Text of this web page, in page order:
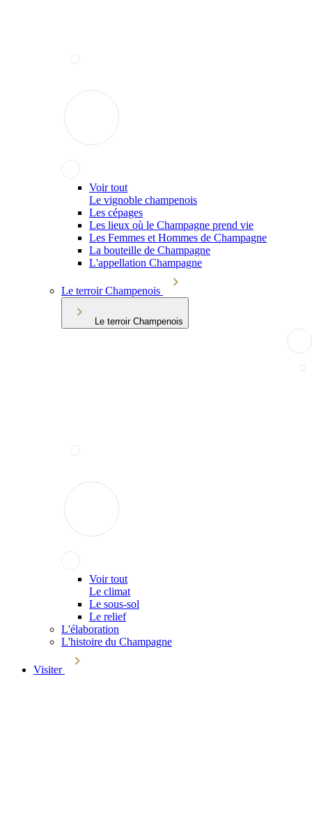
Voir tout
Le vignoble champenois
Les cépages
Les lieux où le Champagne prend vie
Les Femmes et Hommes de Champagne
La bouteille de Champagne
L'appellation Champagne
Le terroir Champenois
Le terroir Champenois
Voir tout
Le climat
Le sous-sol
Le relief
L'élaboration
L'histoire du Champagne
Visiter